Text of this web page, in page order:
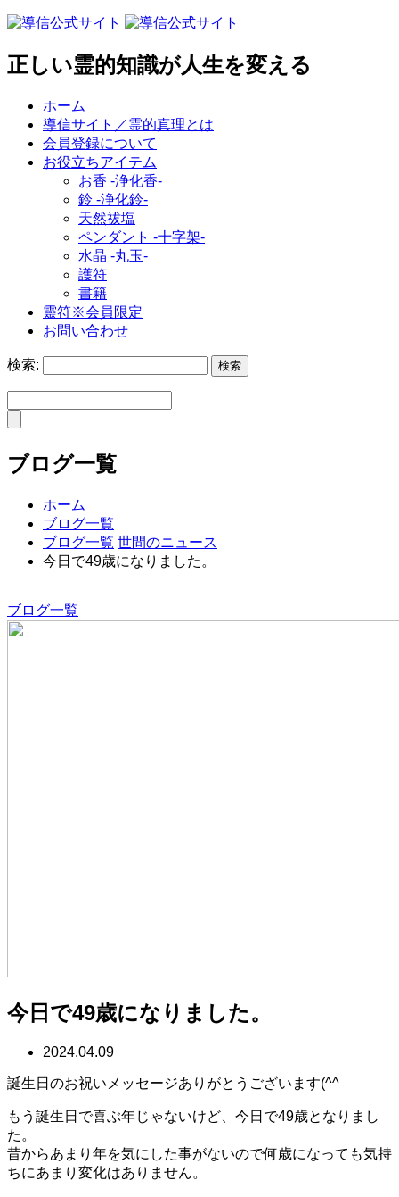
正しい霊的知識が人生を変える
ホーム
導信サイト／霊的真理とは
会員登録について
お役立ちアイテム
お香 ‐浄化香‐
鈴 ‐浄化鈴‐
天然祓塩
ペンダント -十字架-
水晶 -丸玉-
護符
書籍
靈符※会員限定
お問い合わせ
検索:
ブログ一覧
ホーム
ブログ一覧
ブログ一覧 世間のニュース
今日で49歳になりました。
ブログ一覧
今日で49歳になりました。
2024.04.09
誕生日のお祝いメッセージありがとうございます(^^ゞ
もう誕生日で喜ぶ年じゃないけど、今日で49歳となりまし
た。
昔からあまり年を気にした事がないので何歳になっても気持
ちにあまり変化はありません。